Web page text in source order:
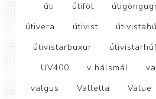
úti
útiföt
útivera
útivist
útivistarbuxur
UV400
v hálsmál
valgus
Valletta Value